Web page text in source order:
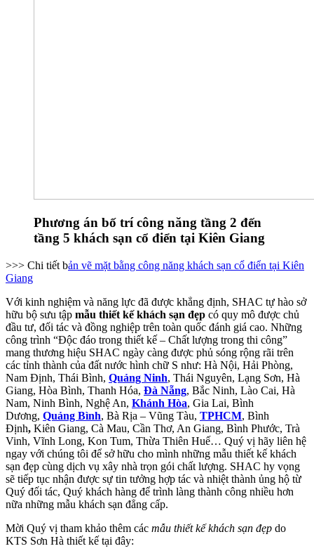
Phương án bố trí công năng tầng 2 đến
tầng 5 khách sạn cổ điển tại Kiên Giang
>>> Chi tiết bản vẽ mặt bằng công năng khách sạn cổ điển tại Kiên
Giang
Với kinh nghiệm và năng lực đã được khẳng định, SHAC tự hào sở
hữu bộ sưu tập mẫu thiết kế khách sạn đẹp có quy mô được chủ
đầu tư, đối tác và đồng nghiệp trên toàn quốc đánh giá cao. Những
công trình “Độc đáo trong thiết kế – Chất lượng trong thi công”
mang thương hiệu SHAC ngày càng được phủ sóng rộng rãi trên
các tỉnh thành của đất nước hình chữ S như: Hà Nội, Hải Phòng,
Nam Định, Thái Bình, Quảng Ninh, Thái Nguyên, Lạng Sơn, Hà
Giang, Hòa Bình, Thanh Hóa, Đà Nẵng, Bắc Ninh, Lào Cai, Hà
Nam, Ninh Bình, Nghệ An, Khánh Hòa, Gia Lai, Bình
Dương, Quảng Bình, Bà Rịa – Vũng Tàu, TPHCM, Bình
Định, Kiên Giang, Cà Mau, Cần Thơ, An Giang, Bình Phước, Trà
Vinh, Vĩnh Long, Kon Tum, Thừa Thiên Huế… Quý vị hãy liên hệ
ngay với chúng tôi để sở hữu cho mình những mẫu thiết kế khách
sạn đẹp cùng dịch vụ xây nhà trọn gói chất lượng. SHAC hy vọng
sẽ tiếp tục nhận được sự tin tưởng hợp tác và nhiệt thành ủng hộ từ
Quý đối tác, Quý khách hàng để trình làng thành công nhiều hơn
nữa những mẫu khách sạn đẳng cấp.
Mời Quý vị tham khảo thêm các mẫu thiết kế khách sạn đẹp do
KTS Sơn Hà thiết kế tại đây: